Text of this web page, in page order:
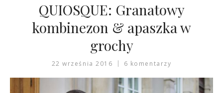
QUIOSQUE: Granatowy
kombinezon & apaszka w
grochy
22 września 2016 6 komentarzy